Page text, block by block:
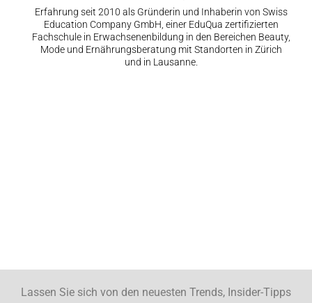
Erfahrung seit 2010 als Gründerin und Inhaberin von Swiss
Education Company GmbH, einer EduQua zertifizierten
Fachschule in Erwachsenenbildung in den Bereichen Beauty,
Mode und Ernährungsberatung mit Standorten in Zürich
und in Lausanne.
Lassen Sie sich von den neuesten Trends, Insider-Tipps